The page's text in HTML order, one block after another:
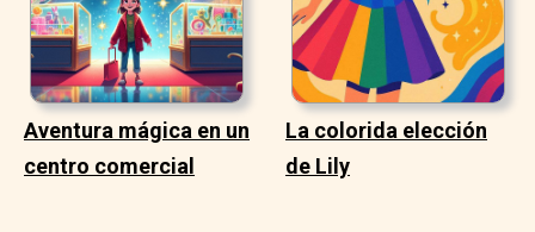
Aventura mágica en un
centro comercial
La colorida elección
de Lily